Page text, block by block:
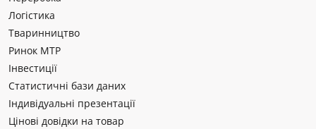
Логістика
Тваринництво
Ринок МТР
Інвестиції
Статистичні бази даних
Індивідуальні презентації
Цінові довідки на товар